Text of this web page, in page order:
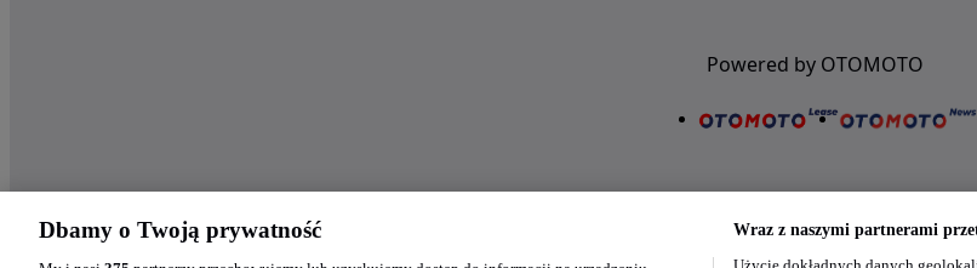
Powered by OTOMOTO
Dbamy o Twoją prywatność Wraz z naszymi partnerami